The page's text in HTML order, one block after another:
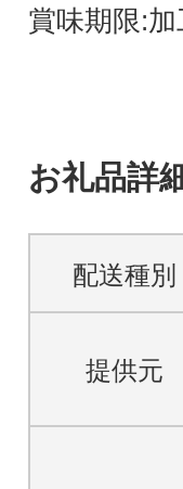
賞味期限:
お礼品詳
配送種別
提供元